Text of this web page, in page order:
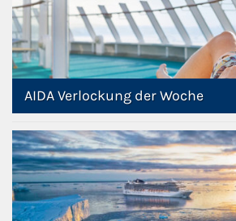
AIDA Verlockung der Woche